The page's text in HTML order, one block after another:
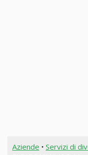
Aziende • Servizi di